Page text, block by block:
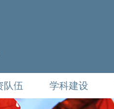
队伍 学科建设